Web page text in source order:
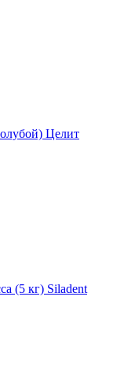
Целит
(5 кг) Siladent